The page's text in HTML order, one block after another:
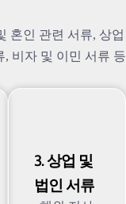
혼인 관련 서류, 상업
, 비자 및 이민 서류 등
3. 상업 및
법인 서류